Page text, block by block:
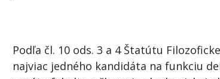
Podľa čl. 10 ods. 3 a 4 Štatútu
najviac jedného kandidáta na funkciu